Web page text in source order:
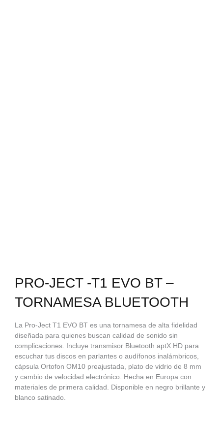
PRO-JECT -T1 EVO BT –
TORNAMESA BLUETOOTH
La Pro-Ject T1 EVO BT es una tornamesa de alta fidelidad
diseñada para quienes buscan calidad de sonido sin
complicaciones. Incluye transmisor Bluetooth aptX HD para
escuchar tus discos en parlantes o audífonos inalámbricos,
cápsula Ortofon OM10 preajustada, plato de vidrio de 8 mm
y cambio de velocidad electrónico. Hecha en Europa con
materiales de primera calidad. Disponible en negro brillante y
blanco satinado.